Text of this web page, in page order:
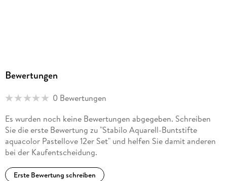
Bewertungen
0 Bewertungen
Es wurden noch keine Bewertungen abgegeben. Schreiben
Sie die erste Bewertung zu "Stabilo Aquarell-Buntstifte
aquacolor Pastellove 12er Set" und helfen Sie damit anderen
bei der Kaufentscheidung.
Erste Bewertung schreiben